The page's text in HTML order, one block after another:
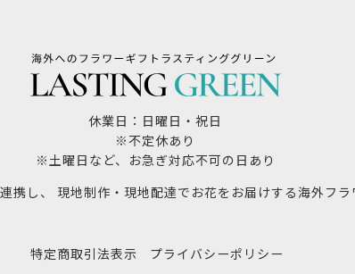
休業日：日曜日・祝日
※不定休あり
※土曜日など、お急ぎ対応不可の日あり
携し、 現地制作・現地配達でお花をお届けする海外フラ
特定商取引法表示 プライバシーポリシー